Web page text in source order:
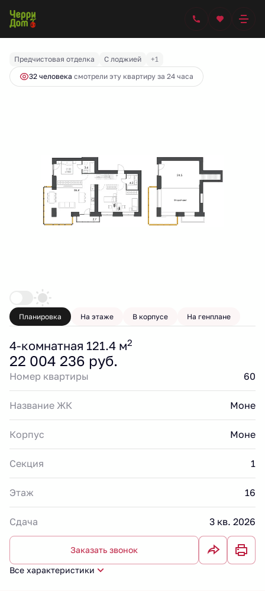
4-комнатная 22 004 236 руб.
Предчистовая отделка С лоджией
+1
32 человекa смотрели эту квартиру за 24 часа
Планировка На этаже В корпусе На генплане
4-комнатная 121.4 м2
22 004 236 руб.
Номер квартиры 60
Название ЖК Моне
Корпус Моне
Секция 1
Этаж 16
Сдача 3 кв. 2026
Заказать звонок
Все характеристики